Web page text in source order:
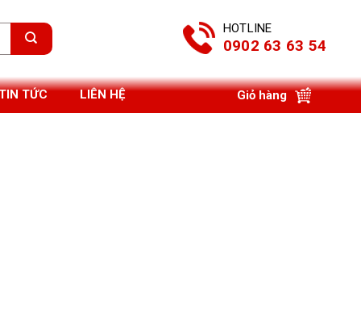
HOTLINE
0902 63 63 54
TỨC LIÊN HỆ Giỏ hàng